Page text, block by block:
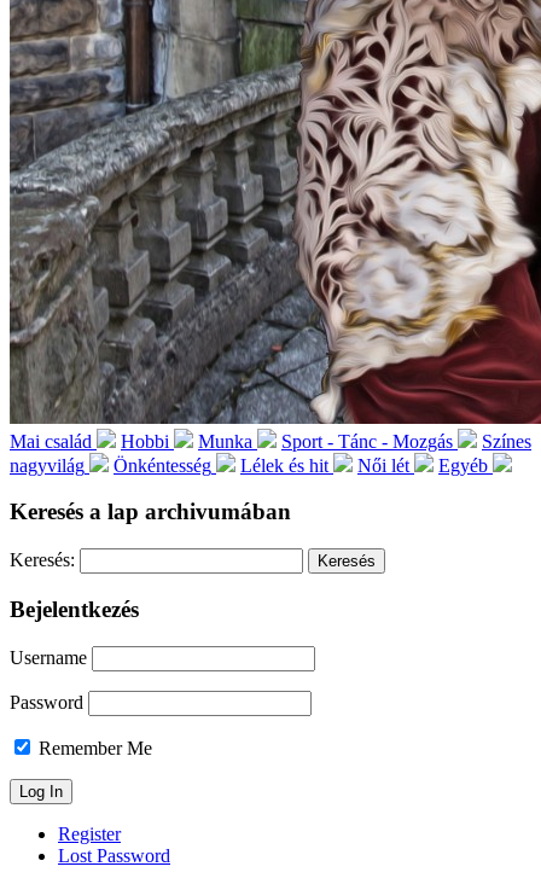
Mai család Hobbi Munka Sport - Tánc - Mozgás
Színes
nagyvilág
Önkéntesség Lélek és hit Női lét Egyéb
Keresés a lap archivumában
Keresés:
Bejelentkezés
Username
Password
Remember Me
Register
Lost Password